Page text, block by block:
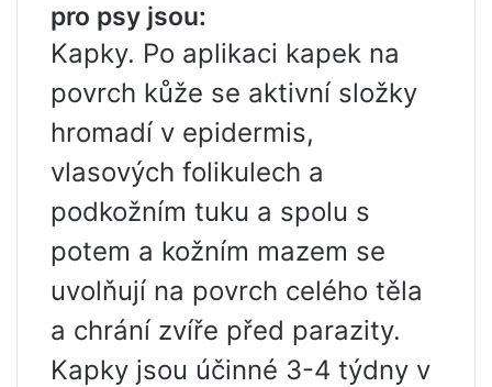
pro psy jsou:
Kapky. Po aplikaci kapek na
povrch kůže se aktivní složky
hromadí v epidermis,
vlasových folikulech a
podkožním tuku a spolu s
potem a kožním mazem se
uvolňují na povrch celého těla
a chrání zvíře před parazity.
Kapky jsou účinné 3-4 týdny v